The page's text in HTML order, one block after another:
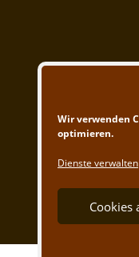
Wir verwenden
optimieren.
Dienste verwalten
Cookies